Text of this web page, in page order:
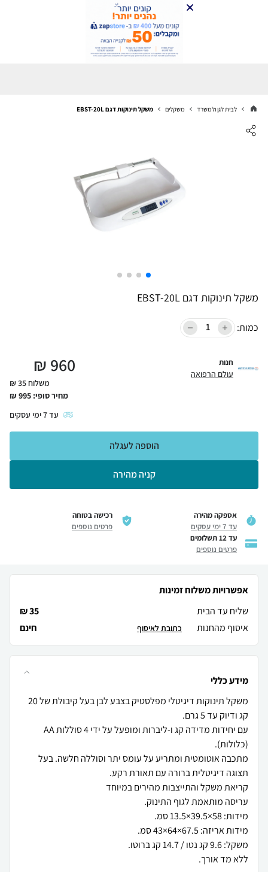
לבית לגן ולמשרד משקלים משקל תינוקות דגם EBST-20L
משקל תינוקות דגם EBST-20L
כמות:
חנות
עולם הרפואה 960
₪
משלוח 35 ₪
מחיר סופי: 995
₪
עד7ימי עסקים
קניה מהירה
הוספה לעגלה
אספקה מהירה
עד 7 ימי עסקים
רכישה בטוחה
פרטים נוספים
עד 12 תשלומים
פרטים נוספים
אפשרויות משלוח זמינות
שליח עד הבית
35 ₪
איסוף מהחנות
חינם כתובת לאיסוף
מידע כללי
משקל תינוקות דיגיטלי מפלסטיק בצבע לבן בעל קיבולת של 20
עם יחידות מדידה קג ו-ליברות ומופעל על ידי 4 סוללות AA
מתכבה אוטומטית ומתריע על עומס יתר וסוללה חלשה. בעל
ללא מד אורך.